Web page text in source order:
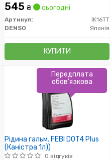
545 ₴ сьогодні
Артикул:
IK16TT
DENSO
Японія
КУПИТИ
Рідина гальм. FEBI DOT4 Plus
(Каністра 1л))
0 відгуків
Передплата
обов'язкова